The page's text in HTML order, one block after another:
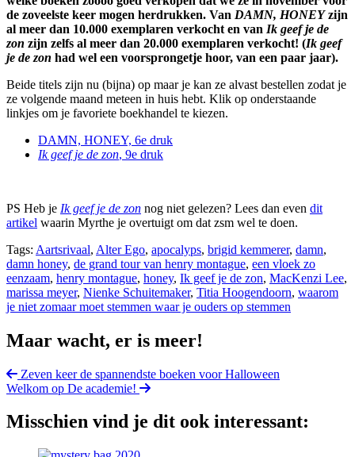
de zoveelste keer mogen herdrukken. Van DAMN, HONEYzijn
al meer dan 10.000 exemplaren verkocht en van Ik geef je de
zon zijn zelfs al meer dan 20.000 exemplaren verkocht! (Ik geef
je de zon had wel een voorsprongetje hoor, van een paar jaar).
Beide titels zijn nu (bijna) op maar je kan ze alvast bestellen zodat je
ze volgende maand meteen in huis hebt. Klik op onderstaande
linkjes om je favoriete boekhandel te kiezen.
DAMN, HONEY, 6e druk
Ik geef je de zon, 9e druk
PS Heb je Ik geef je de zon nog niet gelezen? Lees dan even dit
artikel waarin Myrthe je overtuigt om dat zsm wel te doen.
Tags: Aartsrivaal, Alter Ego, apocalyps, brigid kemmerer, damn,
damn honey, de grand tour van henry montague, een vloek zo
eenzaam, henry montague, honey, Ik geef je de zon, MacKenzi Lee,
marissa meyer, Nienke Schuitemaker, Titia Hoogendoorn, waarom
je niet zomaar moet stemmen waar je ouders op stemmen
Maar wacht, er is meer!
Zeven keer de spannendste boeken voor Halloween
Welkom op De academie!
Misschien vind je dit ook interessant: